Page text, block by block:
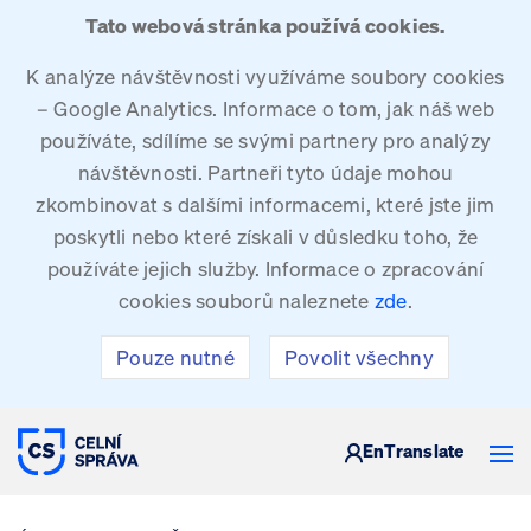
Tato webová stránka používá cookies.
K analýze návštěvnosti využíváme soubory cookies
– Google Analytics. Informace o tom, jak náš web
používáte, sdílíme se svými partnery pro analýzy
návštěvnosti. Partneři tyto údaje mohou
zkombinovat s dalšími informacemi, které jste jim
poskytli nebo které získali v důsledku toho, že
používáte jejich služby. Informace o zpracování
cookies souborů naleznete zde.
Pouze nutné Povolit všechny
CELNÍ SPRÁVA ČESKÉ REPUBLIKY
EnTranslate